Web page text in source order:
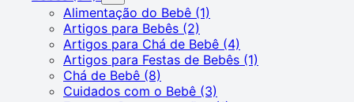
Alimentação do Bebê (1)
Artigos para Bebês (2)
Artigos para Chá de Bebê (4)
Artigos para Festas de Bebês (1)
Chá de Bebê (8)
Cuidados com o Bebê (3)